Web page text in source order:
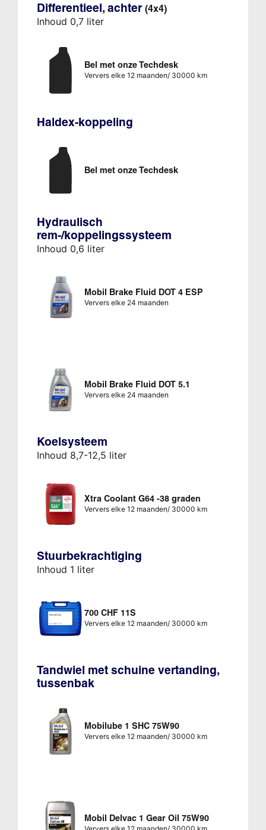
Differentieel, achter (4x4)
Inhoud 0,7 liter
Bel met onze Techdesk
Ververs elke 12 maanden/ 30000 km
Haldex-koppeling
Bel met onze Techdesk
Hydraulisch
rem-/koppelingssysteem
Inhoud 0,6 liter
Mobil Brake Fluid DOT 4 ESP
Ververs elke 24 maanden
Mobil Brake Fluid DOT 5.1
Ververs elke 24 maanden
Koelsysteem
Inhoud 8,7-12,5 liter
Xtra Coolant G64 -38 graden
Ververs elke 12 maanden/ 30000 km
Stuurbekrachtiging
Inhoud 1 liter
700 CHF 11S
Ververs elke 12 maanden/ 30000 km
Tandwiel met schuine vertanding,
tussenbak
Mobilube 1 SHC 75W90
Ververs elke 12 maanden/ 30000 km
Mobil Delvac 1 Gear Oil 75W90